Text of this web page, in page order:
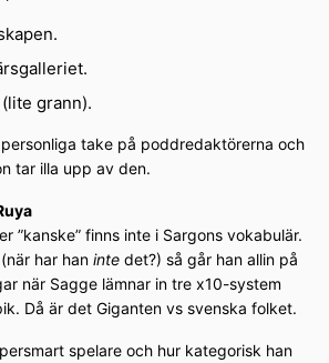
grann).
take på poddredaktörerna och
tar illa upp av den.
”kanske” finns inte i Sargons vokabulär.
har han inte det?) så går han allin på
när Sagge lämnar in tre x10-system
Då är det Giganten vs svenska folket.
spelare och hur kategorisk han